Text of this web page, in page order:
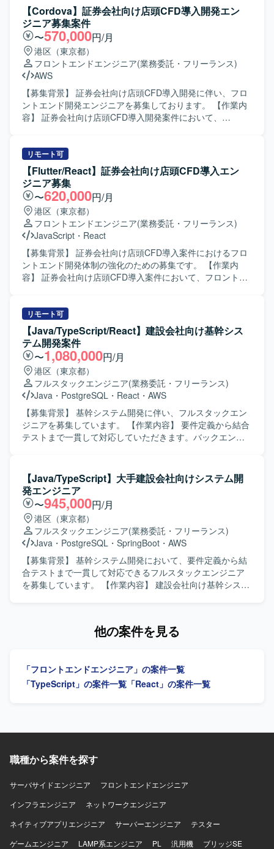
AWS環境と連携した開発作業も行っていただきます。 【求
める人物像】 チームで円滑にコミュニケーションを取りな
がら問題解決に取り組める方を求めております。前向きに
キャッチアップや技術向上に積極的な方を歓迎いたしま
す。証券取引や金融ドメインへの関心が高く、自ら学ぶ姿
勢をお持ちの方ですとよりご活躍いただけます。 【ポジシ
ョンの魅力】 金融業界向けの店頭CFDという専門性の高い
領域での開発に携わることができ、パスキー認証などの認
証技術やテックリード的な役割にもチャレンジいただけま
す。CordovaとAWSを活用したフロントエンド開発経験を
行っております。インフラにはAWSを利用した構成となっ
ております。
【Cordova】証券会社向け店頭CFD導入開発エン
ジニア募集案件
〜570,000円/月
港区（東京都）
フロントエンドエンジニア(業務委託・フリーランス)
AWS
【募集背景】 証券会社向け店頭CFD導入開発に伴い、フロ
ントエンド開発エンジニアを募集しております。 【作業内
容】 証券会社向け店頭CFD導入開発案件において、
ただきます。 【求める人物像】 チームで円滑にコミュニケ
ーションをとりながら問題解決ができる方を求めておりま
す。前向きでキャッチアップや技術向上に積極的な方です
と望ましいです。 【ポジションの魅力】 金融業界向けの案
件に携わることで、証券取引に関する知見やFintech領域で
の経験を積むことができます。基本設計からテストまで一
貫した工程を担当することで、上流から下流まで幅広い開
発スキルを身に付けていただけます。 【開発環境】
Cordova, GitHub, AWS
リモート可
【Flutter/React】証券会社向け店頭CFD導入エン
ジニア募集
〜620,000円/月
港区（東京都）
フロントエンドエンジニア(業務委託・フリーランス)
JavaScript ・ React
【募集背景】 証券会社向け店頭CFD導入案件におけるフロ
ントエンド開発体制の強化のための募集です。 【作業内
容】 証券会社向け店頭CFD導入案件において、フロントエ
に基づく機能開発や改修を行っていただきます。 【求める
人物像】 システム開発経験が豊富で、Flutterでの開発経験
を活かして主体的に手を動かしていただける方を求めてお
ります。Gitを用いたチーム開発フローに慣れており、コミ
ュニケーションを取りながら課題解決に取り組める方が望
ましいです。金融ドメインへの学習意欲が高い方も歓迎い
たします。 【ポジションの魅力】 金融業界向けの証券シス
テムに携わることで、FXやCFD、株取引といった専門的な
ドメイン知識を習得しながら、FlutterやReactを用いたフロ
ントエンド開発スキルを高めていただけます。リードエン
ジニアやCI/CD構築など、上流や技術的リードにチャレンジ
を取り入れたチーム開発環境です。CI/CD環境を構築・活用
しながら継続的なデリバリーを行っております。
リモート可
【Java/TypeScript/React】建設会社向け基幹シス
テム開発案件
〜1,080,000円/月
港区（東京都）
フルスタックエンジニア(業務委託・フリーランス)
Java ・ PostgreSQL ・ React ・ AWS
【募集背景】 基幹システム開発に伴い、フルスタックエン
ジニアを募集しています。 【作業内容】 要件定義から結合
テストまで一貫して対応していただきます。バックエンド
める方を求めています。 【ポジションの魅力】 要件定義か
ら結合テストまで、システム開発の一連の工程に携わるこ
とができます。 【開発環境】 バックエンドは
Java（SpringBoot）、フロントエンドは
TypeScript（React）、インフラはAWS、データベースは
PostgreSQLを使用します。
【Java/TypeScript】大手建設会社向けシステム開
発エンジニア
〜945,000円/月
港区（東京都）
フルスタックエンジニア(業務委託・フリーランス)
Java ・ PostgreSQL ・ SpringBoot ・ AWS
【募集背景】 基幹システム開発において、要件定義から結
合テストまで一貫して対応できるフルスタックエンジニア
を募集しています。 【作業内容】 建設会社向け基幹システ
ッチアップや技術向上に取り組める方を求めています。
した開発経験を積むことができます。 【開発環境】 バック
エンドはJava（Springboot）、フロントエンドは
他の案件を見る
「フロントエンドエンジニア」の案件一覧
「TypeScript」の案件一覧 「React」の案件一覧
職種から案件を探す
サーバサイドエンジニア
フロントエンドエンジニア
インフラエンジニア
ネットワークエンジニア
ネイティブアプリエンジニア
サーバーエンジニア
テスター
ゲームエンジニア
LAMP系エンジニア PL 汎用機
ブリッジSE